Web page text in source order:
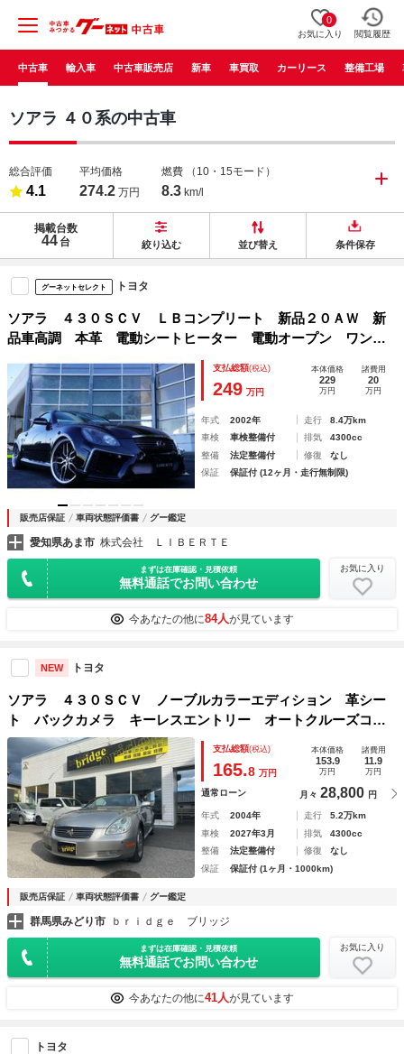
0
お気に入り 閲覧履歴
中古車 輸入車 中古車販売店 新車 車買取 カーリース 整備工場
ソアラ ４０系の中古車
総合評価
4.1
平均価格
274.2 万円
燃費 （10・15モード）
8.3 km/l
掲載台数
44 台 絞り込む 並び替え 条件保存
グーネットセレクト トヨタ
ソアラ ４３０ＳＣＶ ＬＢコンプリート 新品２０ＡＷ 新
品車高調 本革 電動シートヒーター 電動オープン ワンオ
フエアロ加工 ４本出しオーバルマフラー ＳＣ４３０仕様
純正マルチ 新品５連デイライト ヘッドライト加工
支払総額(税込)
249 万円
本体価格
229
万円
諸費用
20
万円
年式 2002年 走行
8.4万km
車検
車検整備付 排気
4300cc
整備
法定整備付 修復
なし
保証
保証付 (12ヶ月・走行無制限)
販売店保証 車両状態評価書 グー鑑定
愛知県あま市 株式会社 ＬＩＢＥＲＴＥ
まずは在庫確認・見積依頼
無料通話でお問い合わせ
お気に入り
今あなたの他に84人が見ています
NEW トヨタ
ソアラ ４３０ＳＣＶ ノーブルカラーエディション 革シー
ト バックカメラ キーレスエントリー オートクルーズコン
トロール 電動シート 地デジ シートヒーター パワーウィ
ンドウ パワーステアリング ＡＡＣ
支払総額(税込)
165.8 万円
本体価格
153.9
万円
諸費用
11.9
万円
通常ローン 月々 28,800 円
年式 2004年 走行
5.2万km
車検
2027年3月 排気
4300cc
整備
法定整備付 修復
なし
保証
保証付 (1ヶ月・1000km)
販売店保証 車両状態評価書 グー鑑定
群馬県みどり市 ｂｒｉｄｇｅ ブリッジ
まずは在庫確認・見積依頼
無料通話でお問い合わせ
お気に入り
今あなたの他に41人が見ています
トヨタ